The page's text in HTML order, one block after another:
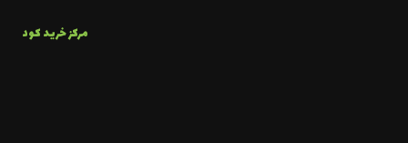
مرکز خرید کود